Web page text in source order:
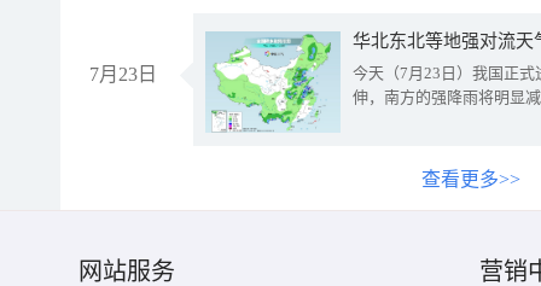
7月23日
华北东北等地强对流天
今天（7月23日）我国正
伸，南方的强降雨将明显
查看更多>>
网站服务 营销